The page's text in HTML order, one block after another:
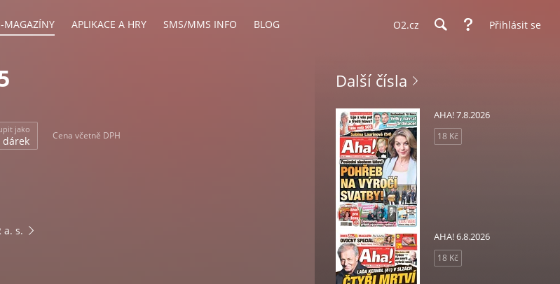
MAGAZÍNY APLIKACE A HRY SMS/MMS INFO BLOG O2.cz Přihlásit se
jako
dárek Cena včetně DPH
a. s.
Další čísla
AHA! 7.8.2026
18 Kč
AHA! 6.8.2026
18 Kč